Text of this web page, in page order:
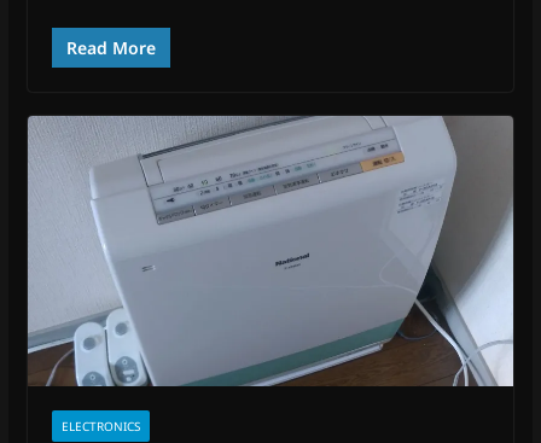
Read More
ELECTRONICS